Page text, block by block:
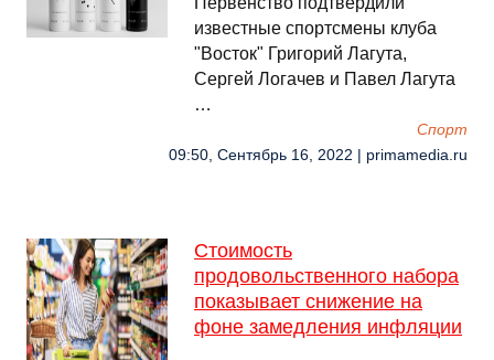
известные спортсмены клуба
"Восток" Григорий Лагута,
Сергей Логачев и Павел Лагута
…
Спорт
09:50, Сентябрь 16, 2022 | primamedia.ru
Стоимость
продовольственного набора
показывает снижение на
фоне замедления инфляции